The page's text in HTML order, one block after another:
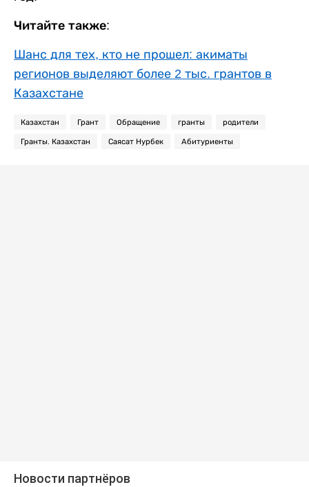
Читайте также:
Шанс для тех, кто не прошел: акиматы
регионов выделяют более 2 тыс. грантов в
Казахстане
Казахстан Грант Обращение гранты родители
Гранты. Казахстан Саясат Нурбек Абитуриенты